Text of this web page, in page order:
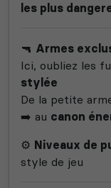
les plus
🔫 Armes
Ici, oubliez les
stylée
De la petite
➡️ au canon
⚙️ Niveaux de
style de jeu